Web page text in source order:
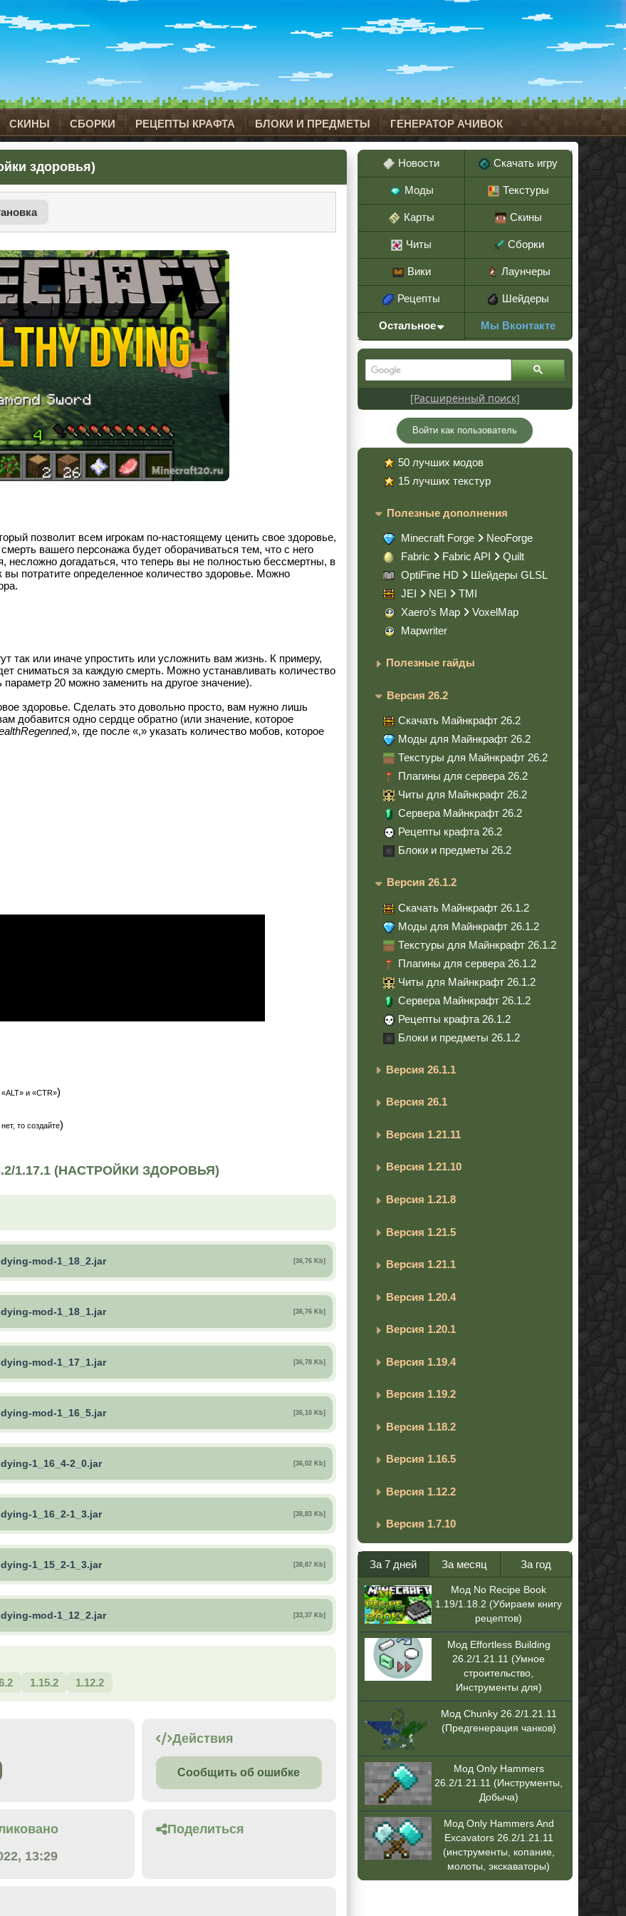
СКИНЫ СБОРКИ РЕЦЕПТЫ КРАФТА БЛОКИ И ПРЕДМЕТЫ ГЕНЕРАТОР АЧИВОК
здоровья)
позволит всем игрокам по-настоящему ценить свое здоровье,
вашего персонажа будет оборачиваться тем, что с него
несложно догадаться, что теперь вы не полностью бессмертны, в
вы потратите определенное количество здоровье. Можно
так или иначе упростить или усложнить вам жизнь. К примеру,
сниматься за каждую смерть. Можно устанавливать количество
20 можно заменить на другое значение).
здоровье. Сделать это довольно просто, вам нужно лишь
добавится одно сердце обратно (или значение, которое
», где после «,» указать количество мобов, которое
и «CTR»)
то создайте)
1.17.1 (НАСТРОЙКИ ЗДОРОВЬЯ)
mod-1_18_2.jar [36,76 Kb]
mod-1_18_1.jar [36,76 Kb]
mod-1_17_1.jar [36,78 Kb]
mod-1_16_5.jar [36,10 Kb]
1_16_4-2_0.jar [36,02 Kb]
1_16_2-1_3.jar [38,83 Kb]
1_15_2-1_3.jar [38,87 Kb]
mod-1_12_2.jar [33,37 Kb]
1.15.2 1.12.2
Действия
Сообщить об ошибке
13:29
Поделиться
Новости Скачать игру
Моды Текстуры
Карты Скины
Читы Сборки
Вики Лаунчеры
Рецепты Шейдеры
Остальное Мы Вконтакте
[Расширенный поиск]
Войти как пользователь
50 лучших модов
15 лучших текстур
Полезные дополнения
Minecraft Forge
NeoForge
Fabric
Fabric API
Quilt
OptiFine HD
Шейдеры GLSL
JEI
NEI
TMI
Xaero’s Map
VoxelMap
Mapwriter
Полезные гайды
Версия 26.2
Скачать Майнкрафт 26.2
Моды для Майнкрафт 26.2
Текстуры для Майнкрафт 26.2
Плагины для сервера 26.2
Читы для Майнкрафт 26.2
Сервера Майнкрафт 26.2
Рецепты крафта 26.2
Блоки и предметы 26.2
Версия 26.1.2
Скачать Майнкрафт 26.1.2
Моды для Майнкрафт 26.1.2
Текстуры для Майнкрафт 26.1.2
Плагины для сервера 26.1.2
Читы для Майнкрафт 26.1.2
Сервера Майнкрафт 26.1.2
Рецепты крафта 26.1.2
Блоки и предметы 26.1.2
Версия 26.1.1
Версия 26.1
Версия 1.21.11
Версия 1.21.10
Версия 1.21.8
Версия 1.21.5
Версия 1.21.1
Версия 1.20.4
Версия 1.20.1
Версия 1.19.4
Версия 1.19.2
Версия 1.18.2
Версия 1.16.5
Версия 1.12.2
Версия 1.7.10
За 7 дней За месяц За год
Мод No Recipe Book
1.19/1.18.2 (Убираем книгу
рецептов)
Мод Effortless Building
26.2/1.21.11 (Умное
строительство,
Инструменты для)
Мод Chunky 26.2/1.21.11
(Предгенерация чанков)
Мод Only Hammers
26.2/1.21.11 (Инструменты,
Добыча)
Мод Only Hammers And
Excavators 26.2/1.21.11
(инструменты, копание,
молоты, экскаваторы)